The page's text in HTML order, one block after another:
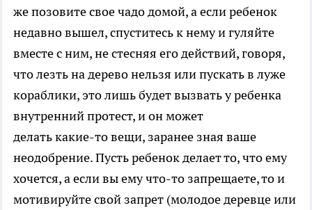
же позовите свое чадо домой, а если ребенок
недавно вышел, спуститесь к нему и гуляйте
вместе с ним, не стесняя его действий, говоря,
что лезть на дерево нельзя или пускать в луже
кораблики, это лишь будет вызвать у ребенка
внутренний протест, и он может
делать какие-то вещи, заранее зная ваше
неодобрение. Пусть ребенок делает то, что ему
хочется, а если вы ему что-то запрещаете, то и
мотивируйте свой запрет (молодое деревце или